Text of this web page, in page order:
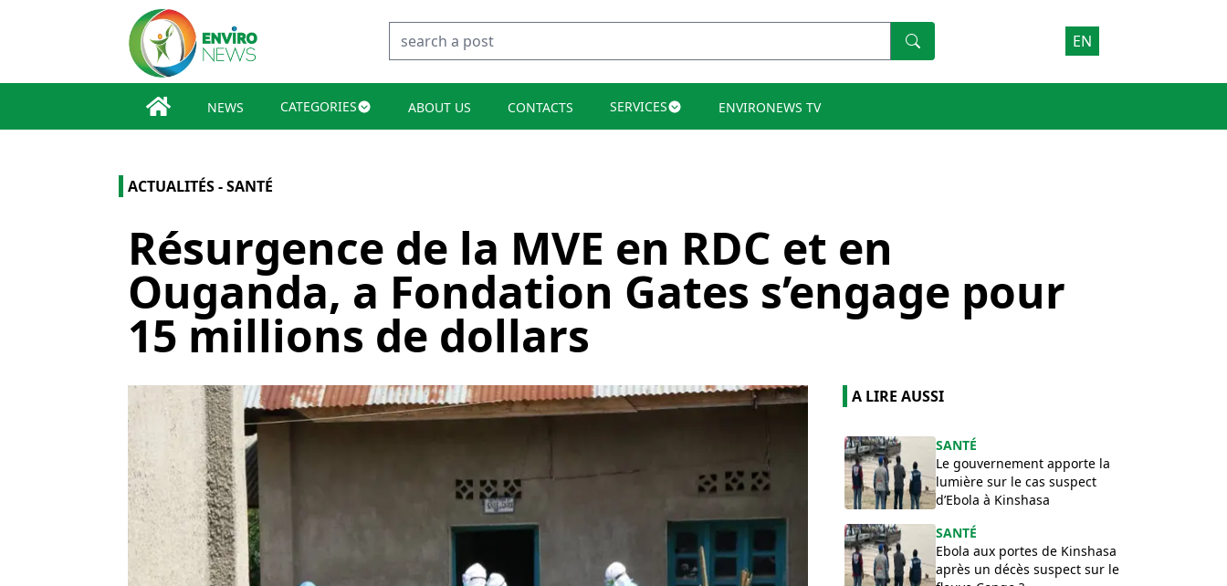
EN
NEWS CATEGORIES ABOUT US CONTACTS SERVICES ENVIRONEWS TV
ACTUALITÉS - SANTÉ
Résurgence de la MVE en RDC et en
Ouganda, a Fondation Gates s’engage pour
15 millions de dollars
A LIRE AUSSI
SANTÉ
Le gouvernement apporte la
lumière sur le cas suspect
d’Ebola à Kinshasa
SANTÉ
Ebola aux portes de Kinshasa
après un décès suspect sur le